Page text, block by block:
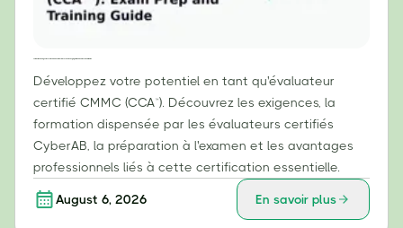
Développez votre potentiel en tant qu'évaluateur
certifié CMMC (CCA™). Découvrez les exigences, la
formation dispensée par les évaluateurs certifiés
CyberAB, la préparation à l'examen et les avantages
professionnels liés à cette certification essentielle.
August 6, 2026 En savoir plus